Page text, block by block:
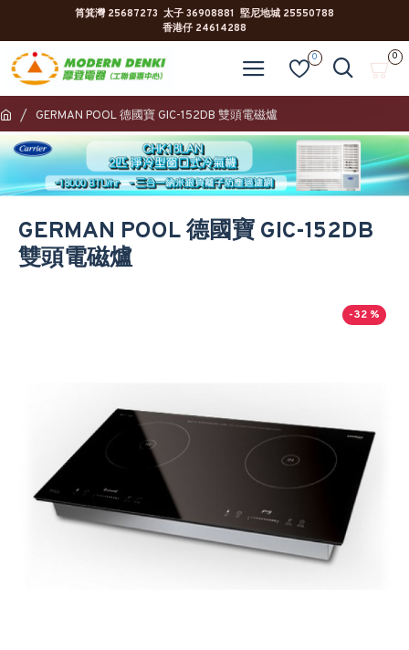
筲箕灣 25687273 太子 36908881 堅尼地城 25550788
香港仔 24614288
0 0
GERMAN POOL 德國寶 GIC-152DB 雙頭電磁爐
GERMAN POOL 德國寶 GIC-152DB
雙頭電磁爐
-32 %